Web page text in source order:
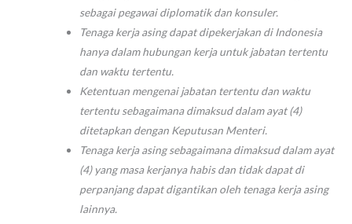
sebagai pegawai diplomatik dan konsuler.
Tenaga kerja asing dapat dipekerjakan di Indonesia
hanya dalam hubungan kerja untuk jabatan tertentu
dan waktu tertentu.
Ketentuan mengenai jabatan tertentu dan waktu
tertentu sebagaimana dimaksud dalam ayat (4)
ditetapkan dengan Keputusan Menteri.
Tenaga kerja asing sebagaimana dimaksud dalam ayat
(4) yang masa kerjanya habis dan tidak dapat di
perpanjang dapat digantikan oleh tenaga kerja asing
lainnya.